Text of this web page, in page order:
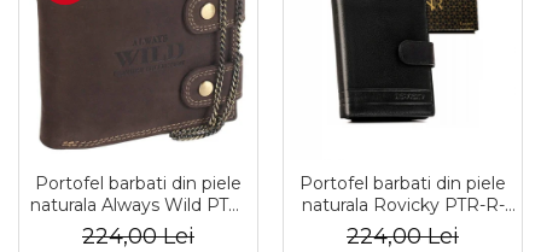
Portofel barbati din piele
naturala Always Wild PTR-
2900-BIC
224,00 Lei
Portofel barbati din piele
naturala Rovicky PTR-R-
N4L-GAT-8922 B+B
224,00 Lei